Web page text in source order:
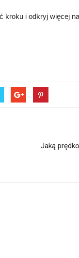
kroku i odkryj więcej
Jaką